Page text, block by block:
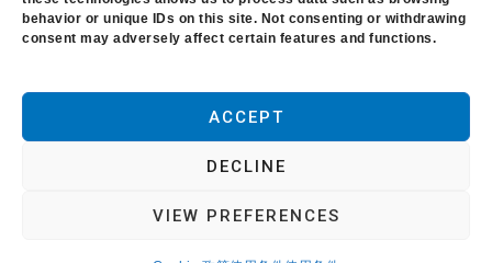
behavior or unique IDs on this site. Not consenting or withdrawing
consent may adversely affect certain features and functions.
ACCEPT
DECLINE
VIEW PREFERENCES
Copyright © 2021.保利科技版权所有，不得转载。
Cany Barville。Clean Xpress 是一个注册商标，属
于Polytechs公司的财产。